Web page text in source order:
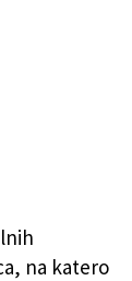
na katero